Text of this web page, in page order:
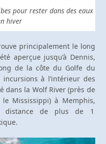
pour rester dans des eaux
hiver
principalement le long
aperçue jusqu’à Dennis,
de la côte du Golfe du
à l’intérieur des
dans la Wolf River (près de
Mississippi) à Memphis,
distance de plus de 1